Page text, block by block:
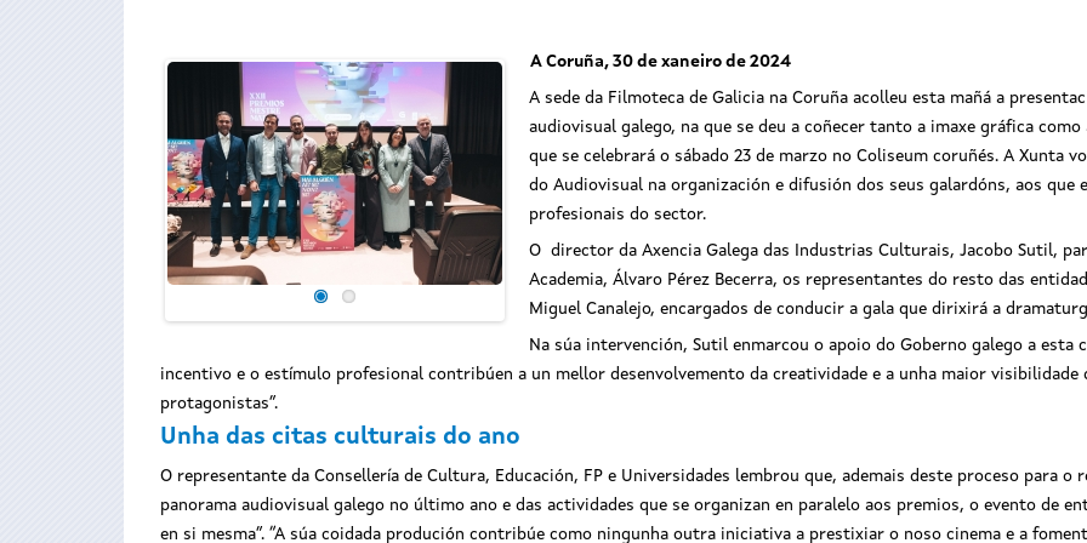
A Coruña, 30 de xaneiro de 2024
A sede da Filmoteca de Galicia na Coruña acolleu esta mañá a
audiovisual galego, na que se deu a coñecer tanto a imaxe gráfica
que se celebrará o sábado 23 de marzo no Coliseum coruñés. A Xunta
do Audiovisual na organización e difusión dos seus galardóns, aos que
profesionais do sector.
O director da Axencia Galega das Industrias Culturais, Jacobo Sutil,
Academia, Álvaro Pérez Becerra, os representantes do resto das
Miguel Canalejo, encargados de conducir a gala que dirixirá a
Na súa intervención, Sutil enmarcou o apoio do Goberno galego a esta
incentivo e o estímulo profesional contribúen a un mellor desenvolvemento da creatividade e a unha maior
protagonistas”.
Unha das citas culturais do ano
O representante da Consellería de Cultura, Educación, FP e Universidades lembrou que, ademais deste proceso para
panorama audiovisual galego no último ano e das actividades que se organizan en paralelo aos premios, o evento de
en si mesma”. “A súa coidada produción contribúe como ningunha outra iniciativa a prestixiar o noso cinema e a